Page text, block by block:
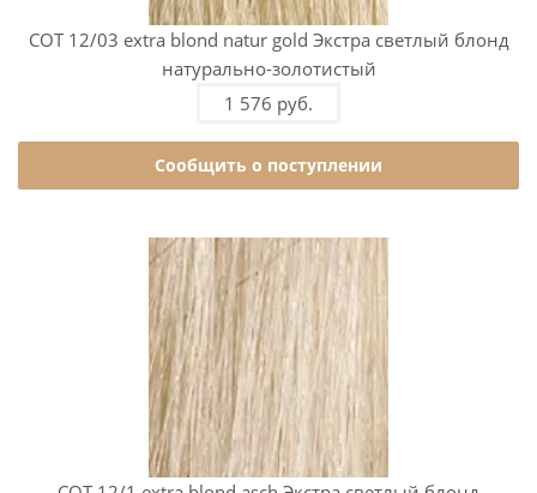
COT 12/03 extra blond natur gold Экстра светлый блонд
натурально-золотистый
1 576 руб.
Сообщить о поступлении